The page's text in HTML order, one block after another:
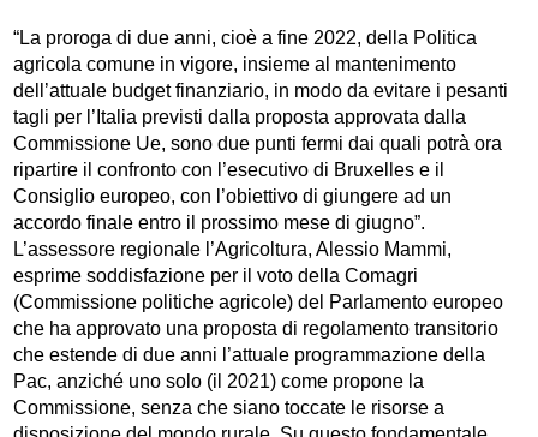
“La proroga di due anni, cioè a fine 2022, della Politica
agricola comune in vigore, insieme al mantenimento
dell’attuale budget finanziario, in modo da evitare i pesanti
tagli per l’Italia previsti dalla proposta approvata dalla
Commissione Ue, sono due punti fermi dai quali potrà ora
ripartire il confronto con l’esecutivo di Bruxelles e il
Consiglio europeo, con l’obiettivo di giungere ad un
accordo finale entro il prossimo mese di giugno”.
L’assessore regionale l’Agricoltura, Alessio Mammi,
esprime soddisfazione per il voto della Comagri
(Commissione politiche agricole) del Parlamento europeo
che ha approvato una proposta di regolamento transitorio
che estende di due anni l’attuale programmazione della
Pac, anziché uno solo (il 2021) come propone la
Commissione, senza che siano toccate le risorse a